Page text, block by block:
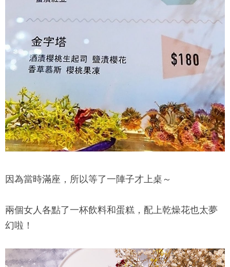
因為當時滿座，所以等了一陣子才上桌～
兩個女人各點了一杯飲料和蛋糕，配上乾燥花也太夢
幻啦！